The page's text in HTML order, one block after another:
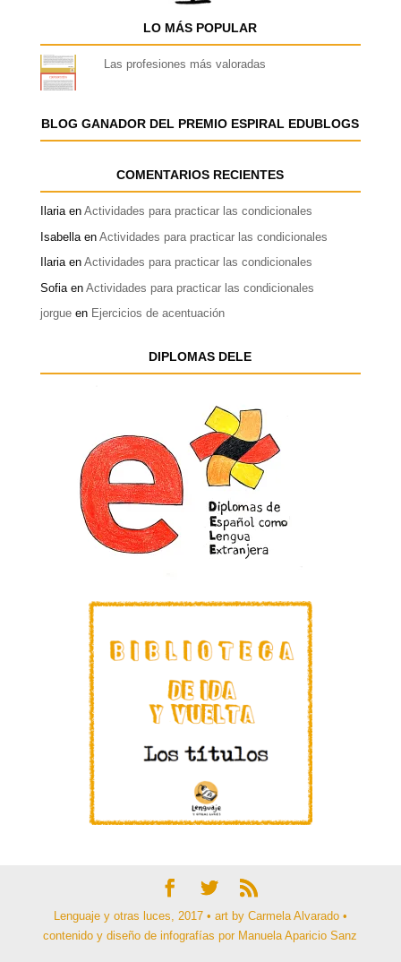
LO MÁS POPULAR
Las profesiones más valoradas
BLOG GANADOR DEL PREMIO ESPIRAL EDUBLOGS
COMENTARIOS RECIENTES
Ilariaen Actividades para practicar las condicionales
Isabellaen Actividades para practicar las condicionales
Ilariaen Actividades para practicar las condicionales
Sofiaen Actividades para practicar las condicionales
jorgueen Ejercicios de acentuación
DIPLOMAS DELE
Lenguaje y otras luces, 2017 • art by Carmela Alvarado •
contenido y diseño de infografías por Manuela Aparicio Sanz